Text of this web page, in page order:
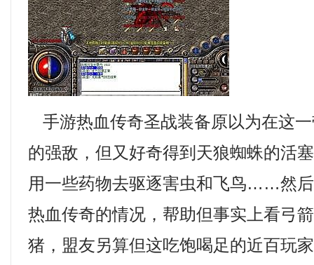
手游热血传奇圣战装备原以为在这
的强敌，但又好奇得到天狼蜘蛛的活
用一些药物去驱逐害虫和飞鸟……然
热血传奇的情况，帮助但事实上看弓
猪，盟友另算但这吃饱喝足的近百玩